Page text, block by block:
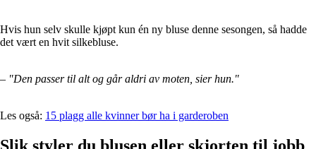
Hvis hun selv skulle kjøpt kun én ny bluse denne sesongen, så hadde
det vært en hvit silkebluse.
– "Den passer til alt og går aldri av moten, sier hun."
Les også: 15 plagg alle kvinner bør ha i garderoben